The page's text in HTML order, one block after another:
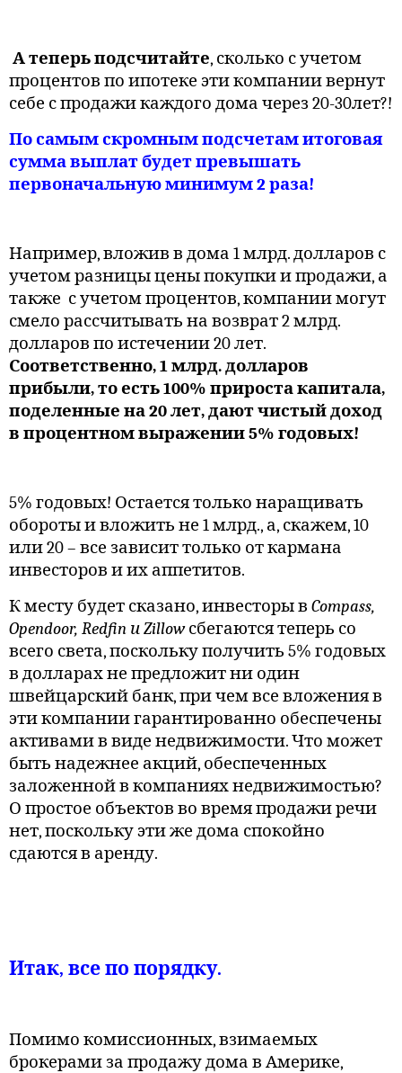
А теперь подсчитайте, сколько с учетом
процентов по ипотеке эти компании вернут
себе с продажи каждого дома через 20-30лет?!
По самым скромным подсчетам итоговая
сумма выплат будет превышать
первоначальную минимум 2 раза!
Например, вложив в дома 1 млрд. долларов с
учетом разницы цены покупки и продажи, а
также с учетом процентов, компании могут
смело рассчитывать на возврат 2 млрд.
долларов по истечении 20 лет.
Соответственно, 1 млрд. долларов
прибыли, то есть 100% прироста капитала,
поделенные на 20 лет, дают чистый доход
в процентном выражении 5% годовых!
5% годовых! Остается только наращивать
обороты и вложить не 1 млрд., а, скажем, 10
или 20 – все зависит только от кармана
инвесторов и их аппетитов.
К месту будет сказано, инвесторы в Compass,
Opendoor, Redfin и Zillowсбегаются теперь со
всего света, поскольку получить 5% годовых
в долларах не предложит ни один
швейцарский банк, при чем все вложения в
эти компании гарантированно обеспечены
активами в виде недвижимости. Что может
быть надежнее акций, обеспеченных
заложенной в компаниях недвижимостью?
О простое объектов во время продажи речи
нет, поскольку эти же дома спокойно
сдаются в аренду.
Итак, все по порядку.
Помимо комиссионных, взимаемых
брокерами за продажу дома в Америке,